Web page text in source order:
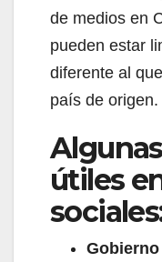
de medios en
pueden estar
diferente al
país de origen.
útiles
Gobierno